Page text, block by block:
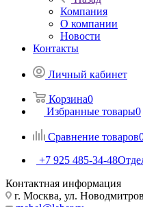
Компания
О компании
Новости
Контакты
Личный кабинет
Корзина0
Избранные товары0
Сравнение товаров
+7 925 485-34-48
Контактная информация
г. Москва, ул.